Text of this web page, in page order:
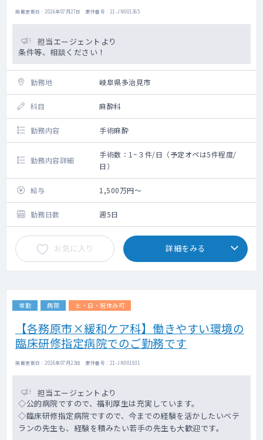
掲載更新日 : 2026年07月27日 案件番号 : 21-JN001365
担当エージェントより
条件等、相談ください！
勤務地 岐阜県多治見市
科目 麻酔科
勤務内容 手術麻酔
勤務内容詳細
手術数：1~３件/日（予定オペは5件程度/
日）
給与 1,500万円～
勤務日数 週5日
お気に入り 詳細をみる
常勤 病院 土・日・祝休み可
【各務原市×緩和ケア科】働きやすい環境の
臨床研修指定病院でのご勤務です
掲載更新日 : 2026年07月23日 案件番号 : 21-JN001931
担当エージェントより
◇公的病院ですので、福利厚生は充実しています。
◇臨床研修指定病院ですので、今までの経験を活かしたいベテ
ランの先生も、経験を積みたい若手の先生も大歓迎です。